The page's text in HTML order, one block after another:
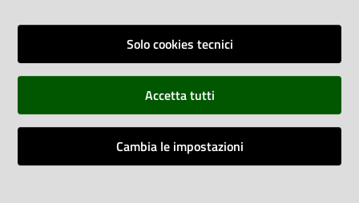
Fatturazione Elettronica
Richiesta Patrocinio
Dichiarazione di Accessibilità
Dati di Monitoraggio
Solo cookies tecnici
Accetta tutti
Cambia le impostazioni